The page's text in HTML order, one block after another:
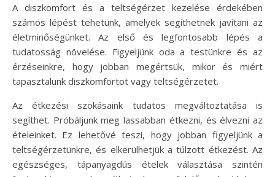
A diszkomfort és a teltségérzet kezelése érdekében
számos lépést tehetünk, amelyek segíthetnek javítani az
életminőségünket. Az első és legfontosabb lépés a
tudatosság növelése. Figyeljünk oda a testünkre és az
érzéseinkre, hogy jobban megértsük, mikor és miért
tapasztalunk diszkomfortot vagy teltségérzetet.
Az étkezési szokásaink tudatos megváltoztatása is
segíthet. Próbáljunk meg lassabban étkezni, és élvezni az
ételeinket. Ez lehetővé teszi, hogy jobban figyeljünk a
teltségérzetünkre, és elkerülhetjük a túlzott étkezést. Az
egészséges, tápanyagdús ételek választása szintén